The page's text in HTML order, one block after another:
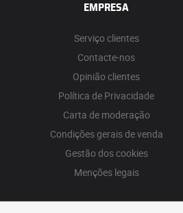
EMPRESA
Serviço clientes
Contacte-nos
Opinião clientes
Política de Privacidade
Carta de moderação
Condições gerais de venda
Gestão dos cookies
Menções legais